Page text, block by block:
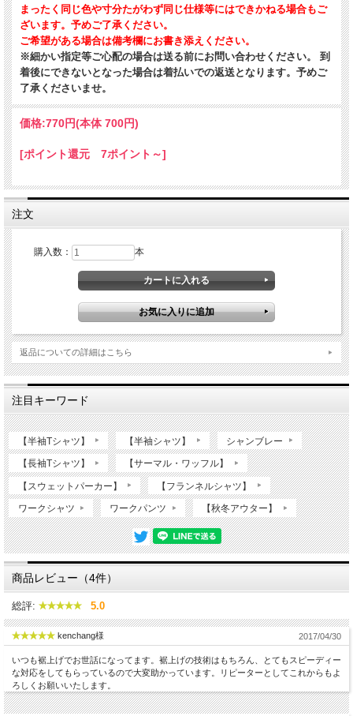
まったく同じ色や寸分たがわず同じ仕様等にはできかねる場合もご
ざいます。予めご了承ください。
ご希望がある場合は備考欄にお書き添えください。
※細かい指定等ご心配の場合は送る前にお問い合わせください。 到
着後にできないとなった場合は着払いでの返送となります。予めご
了承くださいませ。
価格:770円(本体 700円)
[ポイント還元 7ポイント～]
注文
購入数： 本
返品についての詳細はこちら
注目キーワード
【半袖Tシャツ】 【半袖シャツ】 シャンブレー
【長袖Tシャツ】 【サーマル・ワッフル】
【スウェットパーカー】 【フランネルシャツ】
ワークシャツ ワークパンツ 【秋冬アウター】
商品レビュー（4件）
総評: 5.0
kenchang様 2017/04/30
いつも裾上げでお世話になってます。裾上げの技術はもちろん、とてもスピーディー
な対応をしてもらっているので大変助かっています。リピーターとしてこれからもよ
ろしくお願いいたします。